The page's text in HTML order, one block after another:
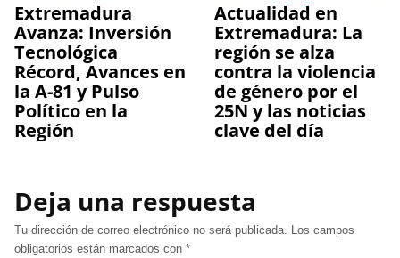
Extremadura
Avanza: Inversión
Tecnológica
Récord, Avances en
la A-81 y Pulso
Político en la
Región
Actualidad en
Extremadura: La
región se alza
contra la violencia
de género por el
25N y las noticias
clave del día
Deja una respuesta
Tu dirección de correo electrónico no será publicada. Los campos
obligatorios están marcados con *